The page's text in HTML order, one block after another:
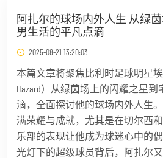
阿扎尔的球场内外人生 从绿
男生活的平凡点滴
2025-08-21 13:20:03
本篇文章将聚焦比利时足球明星埃
Hazard）从绿茵场上的闪耀之星
滴，全面探讨他的球场内外人生
满荣耀与成就，尤其是在切尔西
乐部的表现让他成为球迷心中的
光灯下的超级球员背后，阿扎尔